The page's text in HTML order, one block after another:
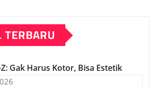
Gak Harus Kotor, Bisa Estetik